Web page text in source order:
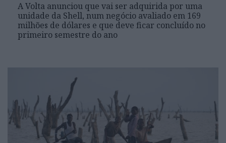
A Volta anunciou que vai ser adquirida por uma
unidade da Shell, num negócio avaliado em 169
milhões de dólares e que deve ficar concluído no
primeiro semestre do ano